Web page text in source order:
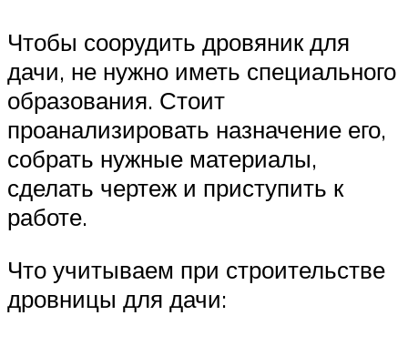
Чтобы соорудить дровяник для
дачи, не нужно иметь специального
образования. Стоит
проанализировать назначение его,
собрать нужные материалы,
сделать чертеж и приступить к
работе.
Что учитываем при строительстве
дровницы для дачи: